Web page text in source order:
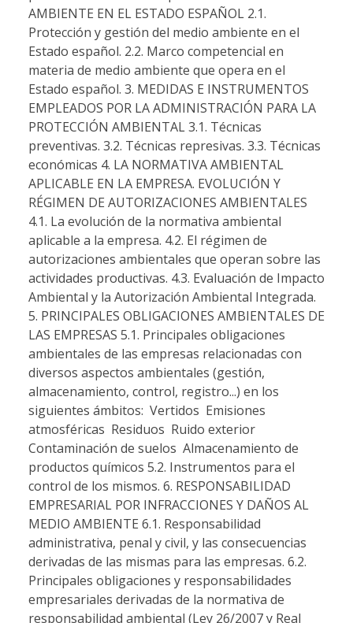
AMBIENTE EN EL ESTADO ESPAÑOL 2.1.
Protección y gestión del medio ambiente en el
Estado español. 2.2. Marco competencial en
materia de medio ambiente que opera en el
Estado español. 3. MEDIDAS E INSTRUMENTOS
EMPLEADOS POR LA ADMINISTRACIÓN PARA LA
PROTECCIÓN AMBIENTAL 3.1. Técnicas
preventivas. 3.2. Técnicas represivas. 3.3. Técnicas
económicas 4. LA NORMATIVA AMBIENTAL
APLICABLE EN LA EMPRESA. EVOLUCIÓN Y
RÉGIMEN DE AUTORIZACIONES AMBIENTALES
4.1. La evolución de la normativa ambiental
aplicable a la empresa. 4.2. El régimen de
autorizaciones ambientales que operan sobre las
actividades productivas. 4.3. Evaluación de Impacto
Ambiental y la Autorización Ambiental Integrada.
5. PRINCIPALES OBLIGACIONES AMBIENTALES DE
LAS EMPRESAS 5.1. Principales obligaciones
ambientales de las empresas relacionadas con
diversos aspectos ambientales (gestión,
almacenamiento, control, registro...) en los
siguientes ámbitos:  Vertidos  Emisiones
atmosféricas  Residuos  Ruido exterior 
Contaminación de suelos  Almacenamiento de
productos químicos 5.2. Instrumentos para el
control de los mismos. 6. RESPONSABILIDAD
EMPRESARIAL POR INFRACCIONES Y DAÑOS AL
MEDIO AMBIENTE 6.1. Responsabilidad
administrativa, penal y civil, y las consecuencias
derivadas de las mismas para las empresas. 6.2.
Principales obligaciones y responsabilidades
empresariales derivadas de la normativa de
responsabilidad ambiental (Ley 26/2007 y Real